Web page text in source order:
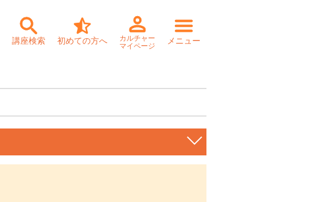
講座検索 初めての方へ
カルチャー
マイページ
メニュー